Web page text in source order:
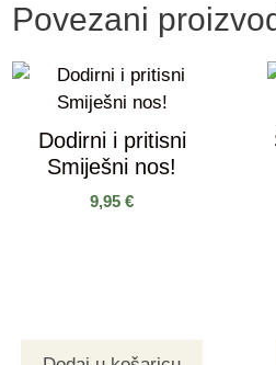
Povezani
Dodirni i pritisni
Smiješni nos!
9,95€